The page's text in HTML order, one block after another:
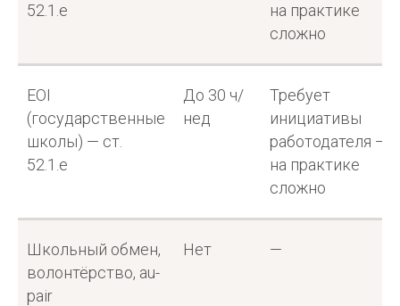
52.1.e
на практике
сложно
EOI
(государственные
школы) — ст.
52.1.e
До 30 ч/
нед
Требует
инициативы
работодателя —
на практике
сложно
Школьный обмен,
волонтёрство, au-
pair
Нет —